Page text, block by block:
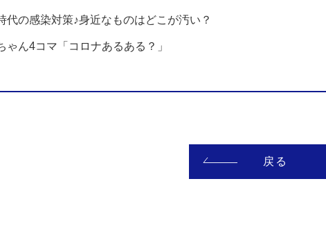
代の感染対策♪身近なものはどこが汚い？
ゃん4コマ「コロナあるある？」
戻る